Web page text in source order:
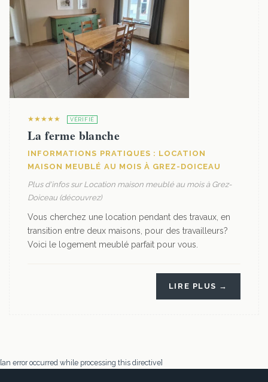
★★★★★ VÉRIFIÉ
La ferme blanche
INFORMATIONS PRATIQUES : LOCATION
MAISON MEUBLÉ AU MOIS À GREZ-DOICEAU
Plus d'infos sur Location maison meublé au mois à Grez-
Doiceau (découvrez)
Vous cherchez une location pendant des travaux, en
transition entre deux maisons, pour des travailleurs?
Voici le logement meublé parfait pour vous.
LIRE PLUS →
[an error occurred while processing this directive]